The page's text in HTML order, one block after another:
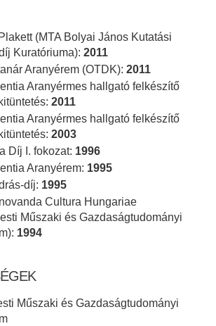
(MTA Bolyai János Kutatási
Kuratóriuma): 2011
Aranyérem (OTDK): 2011
Aranyérmes hallgató felkészítő
2011
Aranyérmes hallgató felkészítő
2003
Díj I. fokozat: 1996
Aranyérem: 1995
díj: 1995
Cultura Hungariae
Műszaki és Gazdaságtudományi
1994
Műszaki és Gazdaságtudományi